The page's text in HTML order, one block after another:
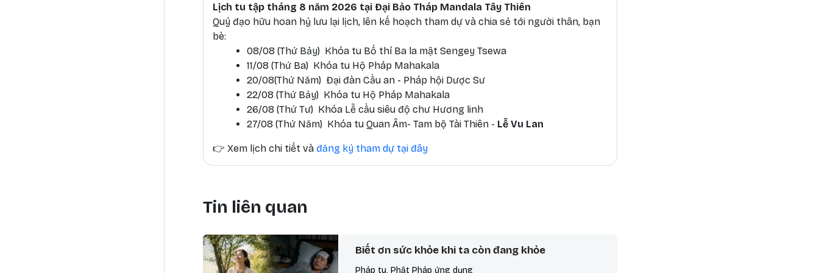
Lịch tu tập tháng 8 năm 2026 tại Đại Bảo Tháp Mandala Tây Thiên
Quý đạo hữu hoan hỷ lưu lại lịch, lên kế hoạch tham dự và chia sẻ tới người thân, bạn
bè:
08/08 (Thứ Bảy) Khóa tu Bố thí Ba la mật Sengey Tsewa
11/08 (Thứ Ba) Khóa tu Hộ Pháp Mahakala
20/08(Thứ Năm) Đại đàn Cầu an - Pháp hội Dược Sư
22/08 (Thứ Bảy) Khóa tu Hộ Pháp Mahakala
26/08 (Thứ Tư) Khóa Lễ cầu siêu độ chư Hương linh
27/08 (Thứ Năm) Khóa tu Quan Âm- Tam bộ Tài Thiên - Lễ Vu Lan
👉 Xem lịch chi tiết và đăng ký tham dự tại đây
Tin liên quan
Biết ơn sức khỏe khi ta còn đang khỏe
Pháp tu, Phật Pháp ứng dụng